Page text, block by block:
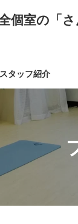
個室の「さ
スタッフ紹介